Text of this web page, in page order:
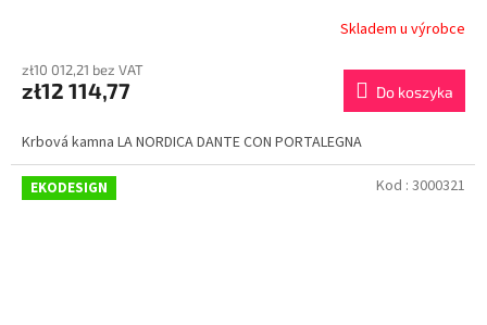
T
I
S
Skladem u výrobce
zł10 012,21 bez VAT
zł12 114,77 Do koszyka
Krbová kamna LA NORDICA DANTE CON PORTALEGNA
EKODESIGN Kod : 3000321